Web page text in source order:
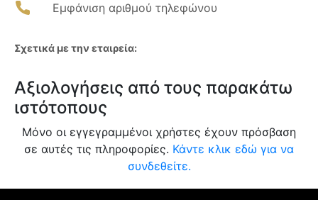
Εμφάνιση αριθμού τηλεφώνου
Σχετικά με την εταιρεία:
Αξιολογήσεις από τους παρακάτω
ιστότοπους
Μόνο οι εγγεγραμμένοι χρήστες έχουν πρόσβαση
σε αυτές τις πληροφορίες. Κάντε κλικ εδώ για να
συνδεθείτε.